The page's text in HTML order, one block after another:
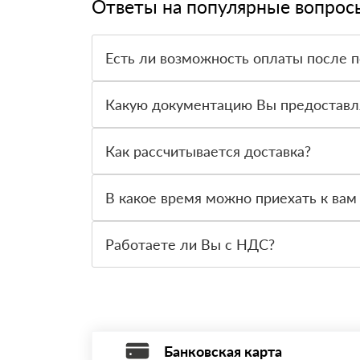
Ответы на популярные
Есть ли возможность оплаты после
вправе от него отказаться.
Какую документацию Вы
Как рассчитывается доставка?
стоимости и сроков доставки, которые
В какое время можно приехать к вам
Работаете ли Вы с НДС?
Банковская карта